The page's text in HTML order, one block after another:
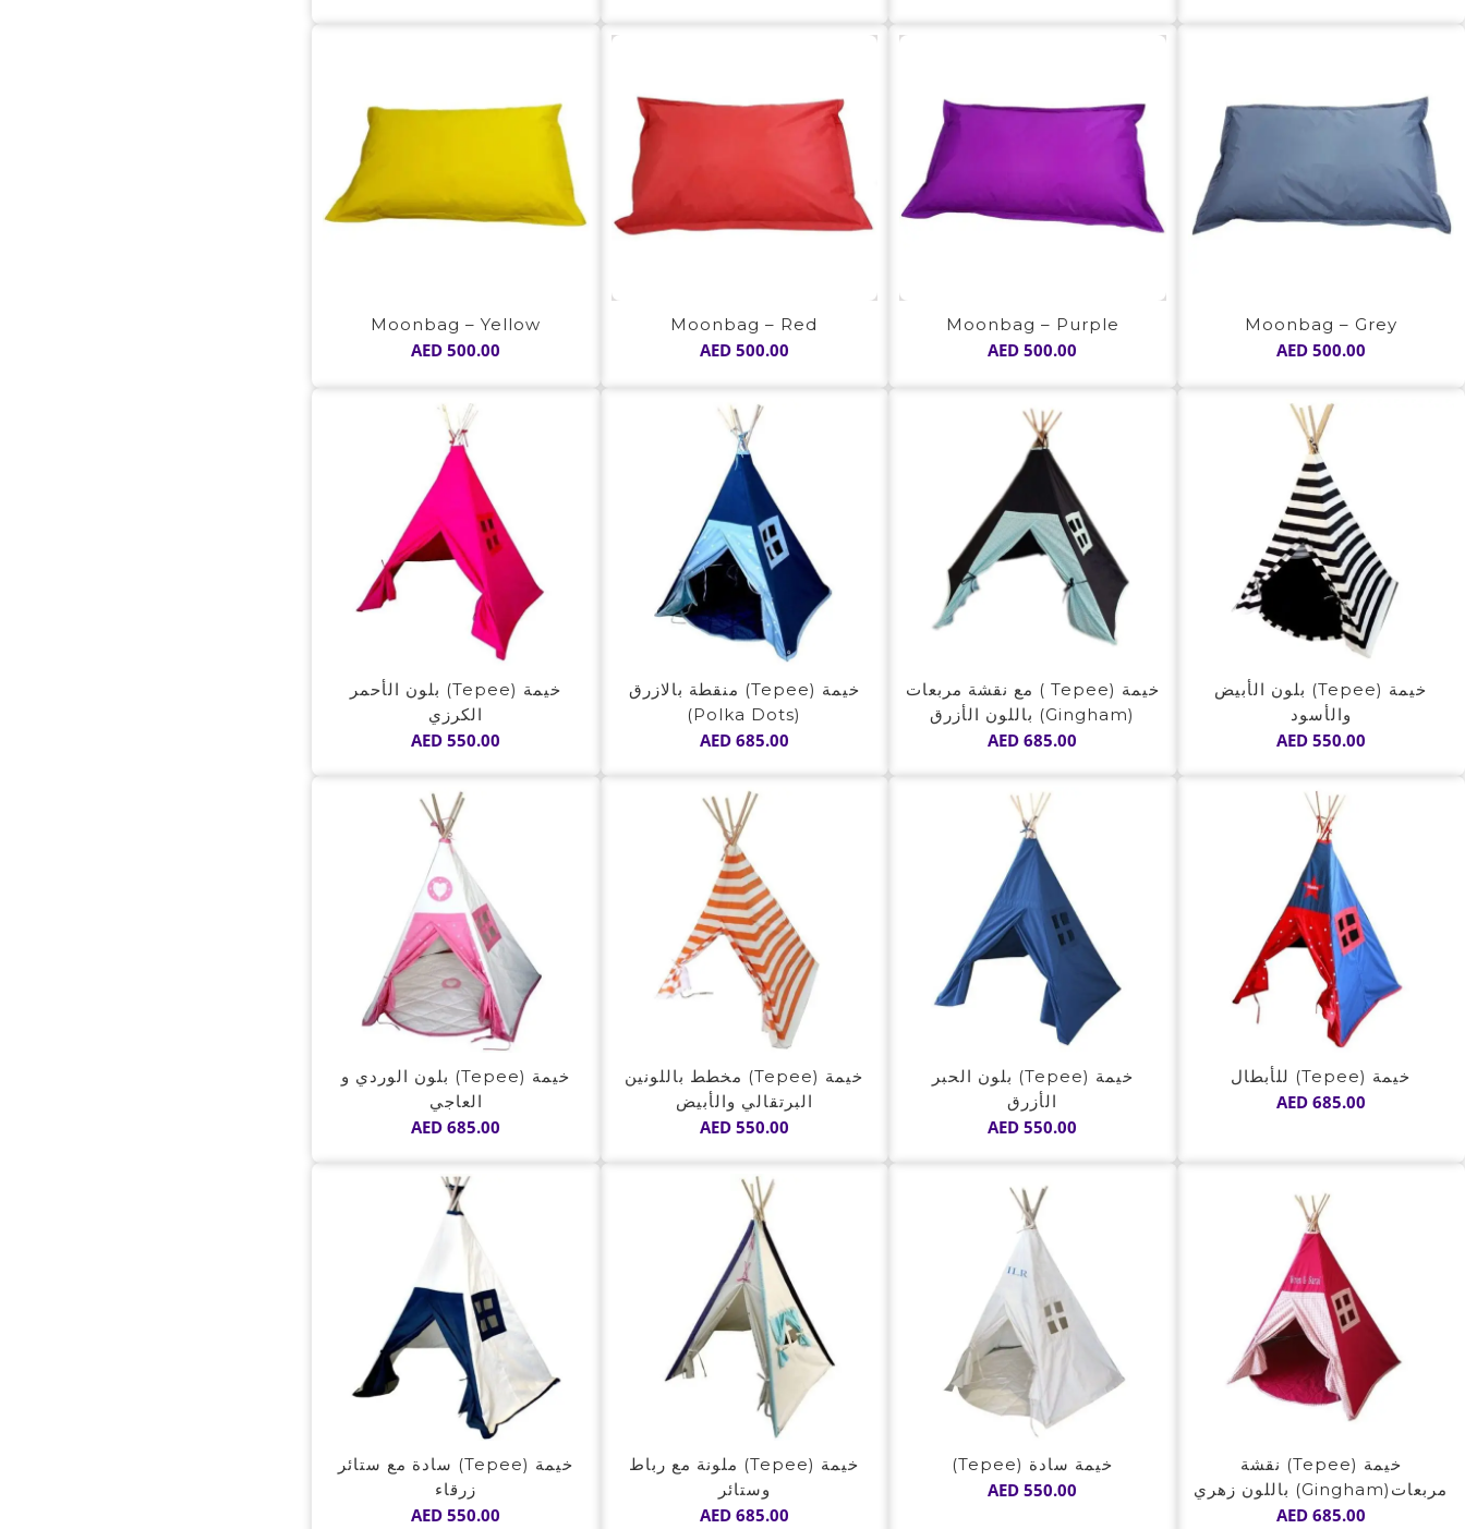
Moonbag – Grey
AED500.00
Moonbag – Purple
AED 500.00
Moonbag – Red
AED500.00
Moonbag – Yellow
AED 500.00
خيمة (Tepee) بلون الأبيض
والأسود
AED550.00
خيمة (Tepee ) مع نقشة مربعات
(Gingham) باللون الأزرق
AED 685.00
خيمة (Tepee) منقطة بالازرق
(Polka Dots)
AED685.00
خيمة (Tepee) بلون الأحمر
الكرزي
AED 550.00
خيمة (Tepee) للأبطال
AED685.00
خيمة (Tepee) بلون الحبر
الأزرق
AED 550.00
خيمة (Tepee) مخطط باللونين
البرتقالي والأبيض
AED550.00
خيمة (Tepee) بلون الوردي و
العاجي
AED 685.00
خيمة (Tepee) نقشة
مربعات(Gingham) باللون زهري
AED685.00
خيمة سادة (Tepee)
AED 550.00
خيمة (Tepee) ملونة مع رباط
وستائر
AED685.00
خيمة (Tepee) سادة مع ستائر
زرقاء
AED 550.00